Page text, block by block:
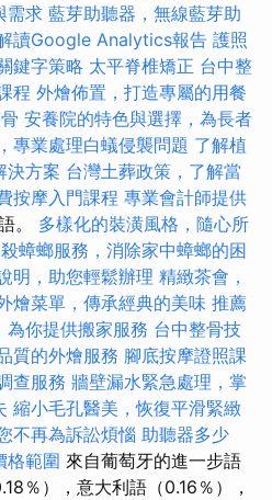
需求 藍芽助聽器，無線藍芽助
讀Google Analytics報告 護照
鍵字策略 太平脊椎矯正 台中整
程 外燴佈置，打造專屬的用餐
安養院的特色與選擇，為長者
專業處理白蟻侵襲問題 了解植
決方案 台灣土葬政策，了解當
按摩入門課程 專業會計師提供
。 多樣化的裝潢風格，隨心所
殺蟑螂服務，消除家中蟑螂的困
明，助您輕鬆辦理 精緻茶會，
燴菜單，傳承經典的美味 推薦
為你提供搬家服務 台中整骨技
質的外燴服務 腳底按摩證照課
查服務 牆壁漏水緊急處理，掌
縮小毛孔醫美，恢復平滑緊緻
不再為訴訟煩惱 助聽器多少
格範圍 來自葡萄牙的進一步語
％），意大利語（0.16％），